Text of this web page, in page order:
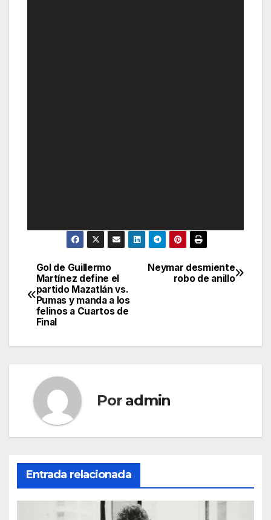
Navegación
de
entradas
Neymar desmiente
robo de anillo
Gol de Guillermo
Martínez define el
partido Mazatlán vs.
Pumas y manda a los
felinos a Cuartos de
Final
Por admin
Entrada relacionada